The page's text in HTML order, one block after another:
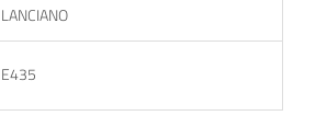
LANCIANO
E435